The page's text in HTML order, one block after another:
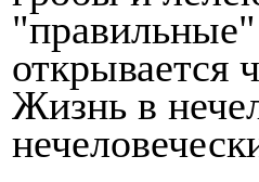
"правильные"
открывает­ся
Жизнь в